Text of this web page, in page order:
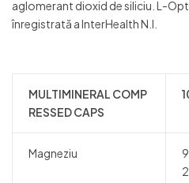
aglomerant dioxid de siliciu. L-
înregistrată a InterHealth N.I.
MULTIMINERAL COMP
RESSED CAPS
Magneziu